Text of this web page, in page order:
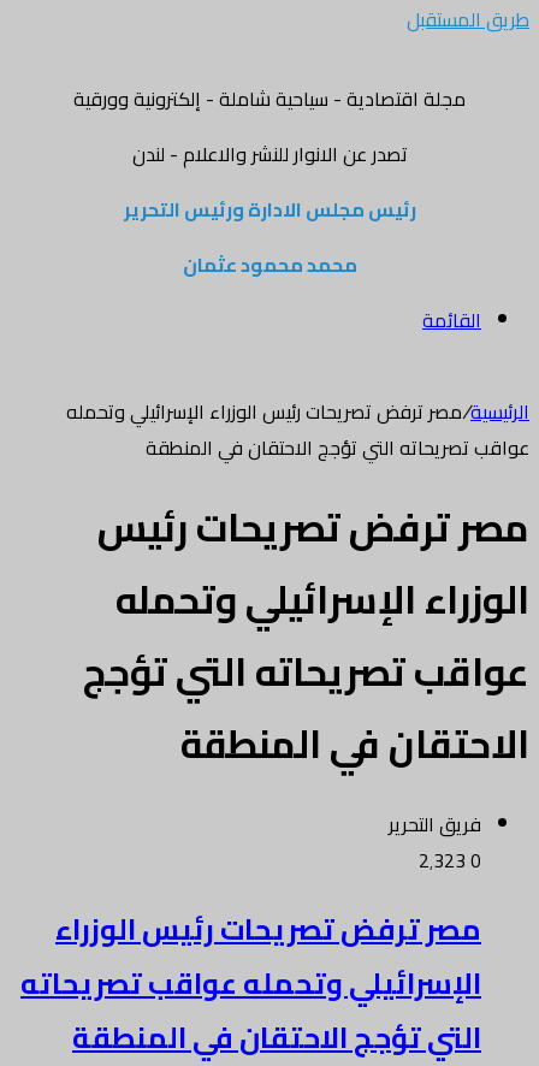
طريق المستقبل
مجلة اقتصادية - سياحية شاملة - إلكترونية وورقية
تصدر عن الانوار للنشر والاعلام - لندن
رئيس مجلس الادارة ورئيس التحرير
محمد محمود عثمان
القائمة
الرئيسية/مصر ترفض تصريحات رئيس الوزراء الإسرائيلي وتحمله
عواقب تصريحاته التي تؤجج الاحتقان في المنطقة
مصر ترفض تصريحات رئيس
الوزراء الإسرائيلي وتحمله
عواقب تصريحاته التي تؤجج
الاحتقان في المنطقة
فريق التحرير
0
مصر ترفض تصريحات رئيس الوزراء
الإسرائيلي وتحمله عواقب تصريحاته
التي تؤجج الاحتقان في المنطقة